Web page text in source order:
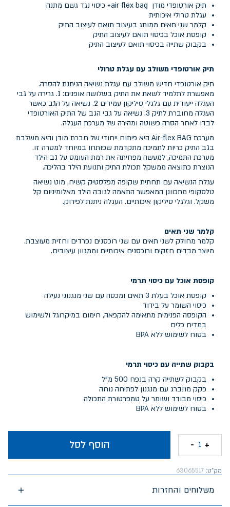
תיק אורטופדי מודן air flex bag+ כיסוי נגד גשם מתנה
עגלת טרולי איכותית
קלמר שני תאים ממותג בעיצוב תואם לעיצוב התיק
קופסת אוכל בכיסוי תואם לעיצוב התיק
בקבוק שתייה בכיסוי תואם לעיצוב התיק
תיק אורטופדי משולב עם עגלת טרולי
תיק אורטופדי חדיש משולב עם עגלת נשיאה הניתנת להסרה.
מאפשרת לתלמיד לשאת את התיק בשלושה אופנים: 1. גרירה על גבי
העגלה ייעודית עם גלגלי סיליקון עמידים 2. נשיאה על הגב כאשר
העגלה מחוברת לתיק 3. נשיאה על גבי הגב של התיק האורטופדי
לבדו לאחר הסרה פשוטה ומהירה של מערכת העגלה.
מערכת Air-flex BAG היא פיתוח ייחודי של חברת מודן והיא משלבת
בגב התיק כריות לתמיכה מתקדמת שפותחו במיוחד למטרה זו.
מערכת התמיכה, למעשה מפחיתה את רמת העומס על גב הילד
הנוצרת כתוצאה ממשקל תכולת התיק ותנועת הילד בהליכה.
עגלת הנשיאה עם תחתית שקופה מפלסטיק קשיח, מוט נשיאה
טלסקופי מתכוונן המאפשר התאמה לגובה הילד מאלומיניום קל
משקל. וגלגלי סיליקון איכותיים. העגלה ניתנת לפירוק.
קלמר שני תאים
קלמר מחולק לשני תאים עם שני רוכסנים נפרדים וחזית מעוצבת.
מיוצר מבדים חזקים ורוכסנים איכותיים וממגוון עיצובים.
קופסת אוכל עם כיסוי תרמי
קופסת אוכל בעלת 3 תאים ומכסה עם שני מנגנוני נעילה
כיסוי השומר על בידוד
הקופסה הפנימית מתאימה להקפאה, חימום במיקרוגל ולשימוש
במדיח כלים
בטוח לשימוש ללא BPA
בקבוק שתייה עם כיסוי תרמי
בקבוק לשתייה קרה בנפח 500 מ"ל
פקק מתברג עם מנגנון לפתיחה נוחה
כיסוי מבודד ושומר על טמפרטורת התכולה
בטוח לשימוש ללא BPA
הוסף לסל +
1
-
מק"ט: 63065517
משלוחים והחזרות